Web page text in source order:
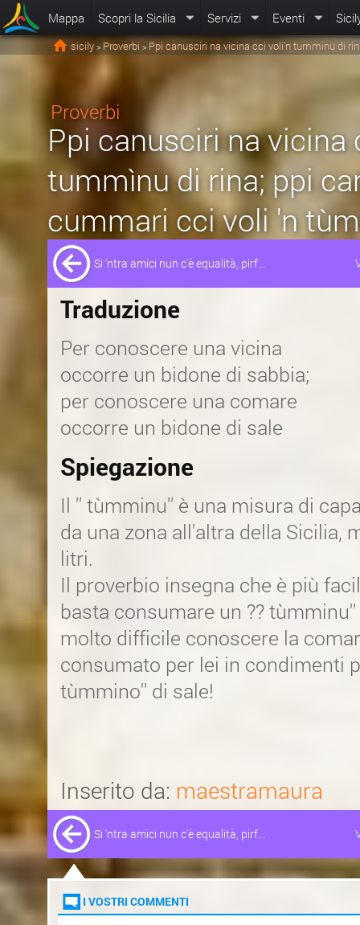
Mappa Scopri la Sicilia Servizi Eventi
sicily > Proverbi > Ppi canusciri na vicina cci voli'n tummìnu di
Proverbi
Ppi canusciri na vicina
tummìnu di rina; ppi
cummari cci voli 'n
Si 'ntra amici nun c'è equalità, pirf...
Traduzione
Per conoscere una vicina
occorre un bidone di sabbia;
per conoscere una comare
occorre un bidone di sale
Spiegazione
Il '' tùmminu'' è una misura di
da una zona all'altra della Sicilia,
litri.
Il proverbio insegna che è più
basta consumare un ??
molto difficile conoscere la
consumato per lei in condimenti
tùmmino'' di sale!
Inserito da: maestramaura
Si 'ntra amici nun c'è equalità, pirf...
I VOSTRI COMMENTI